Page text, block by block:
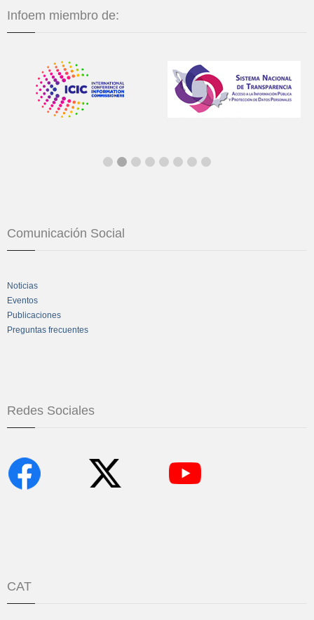
Infoem miembro de:
Comunicación Social
Noticias
Eventos
Publicaciones
Preguntas frecuentes
Redes Sociales
CAT